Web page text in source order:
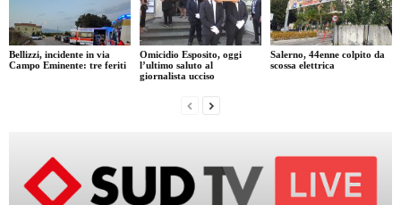
Bellizzi, incidente in via
Campo Eminente: tre feriti
Omicidio Esposito, oggi
l’ultimo saluto al
giornalista ucciso
Salerno, 44enne colpito da
scossa elettrica